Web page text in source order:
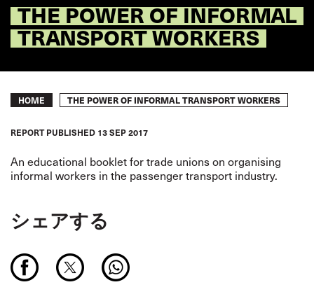
THE POWER OF INFORMAL
TRANSPORT WORKERS
Breadcrumb
HOME THE POWER OF INFORMAL TRANSPORT WORKERS
REPORT PUBLISHED 13 SEP 2017
An educational booklet for trade unions on organising
informal workers in the passenger transport industry.
シェアする